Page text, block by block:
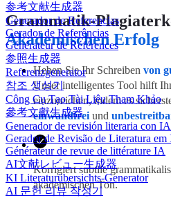
参考文献生成器
Generador de Referencias
Gerador de Referências
Générateur de Références
参照生成器
Referenzgenerator
참조 생성기
Công Cụ Tạo Tài Liệu Tham Khảo
參考文獻生成器
Generador de revisión literaria con IA
Gerador de Revisão de Literatura em
Générateur de revue de littérature IA
AI文献レビュー生成器
KI Literaturübersichts-Generator
AI 문헌 리뷰 작성기
Grammatik-
Akademischen Erfolg
Heben Sie Ihr Schreiben von
Unser intelligentes Tool hilft
einzureichen, indem es
einwandfrei und
Korrigiert subtile
akademischen Ton.